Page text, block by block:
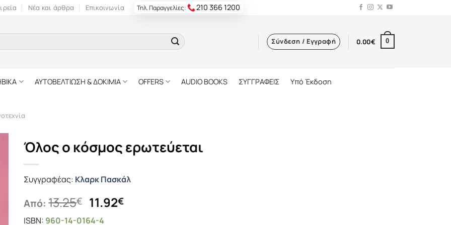
Νέα και άρθρα Επικοινωνία Τηλ. Παραγγελίες: 210 366 1200
Σύνδεση / Εγγραφή 0.00€ 0
ΑΥΤΟΒΕΛΤΙΩΣΗ & ΔΟΚΙΜΙΑ OFFERS AUDIO BOOKS ΣΥΓΓΡΑΦΕΙΣ Υπό Έκδοση
Όλος ο κόσμος ερωτεύεται
Συγγραφέας: Κλαρκ Πασκάλ
Από:13.25€ Original
price
11.92€Η
ISBN: 960-14-0164-4